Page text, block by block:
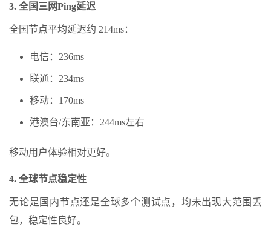
3. 全国三网Ping延迟
全国节点平均延迟约 214ms：
电信：236ms
联通：234ms
移动：170ms
港澳台/东南亚：244ms左右
移动用户体验相对更好。
4. 全球节点稳定性
无论是国内节点还是全球多个测试点，均未出现大范围丢
包，稳定性良好。